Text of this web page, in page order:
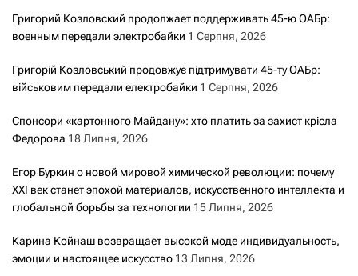
Григорий Козловский продолжает поддерживать 45-ю ОАБр:
военным передали электробайки 1 Серпня, 2026
Григорій Козловський продовжує підтримувати 45-ту ОАБр:
військовим передали електробайки 1 Серпня, 2026
Спонсори «картонного Майдану»: хто платить за захист крісла
Федорова 18 Липня, 2026
Егор Буркин о новой мировой химической революции: почему
XXI век станет эпохой материалов, искусственного интеллекта и
глобальной борьбы за технологии 15 Липня, 2026
Карина Койнаш возвращает высокой моде индивидуальность,
эмоции и настоящее искусство 13 Липня, 2026